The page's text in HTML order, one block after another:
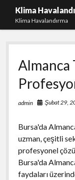
Klima
Klima Havalandırma
Bedava Tiktok
Igtv Beğeni
iPhone
Liste
Almanca
admin Şubat 29,
Bursa'da
uzman, çeşitli
profesyonel
Bursa'da
faydaları